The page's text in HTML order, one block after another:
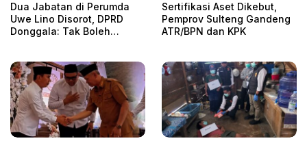
Dua Jabatan di Perumda
Uwe Lino Disorot, DPRD
Donggala: Tak Boleh
Sertifikasi Aset Dikebut,
Pemprov Sulteng Gandeng
ATR/BPN dan KPK